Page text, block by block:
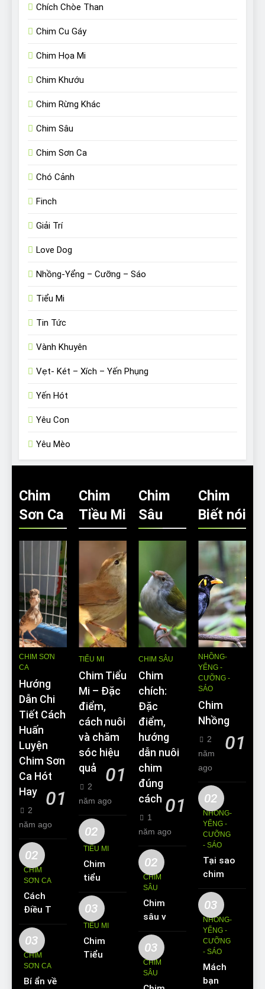
Chích Chòe Than
Chim Cu Gáy
Chim Họa Mi
Chim Khướu
Chim Rừng Khác
Chim Sâu
Chim Sơn Ca
Chó Cảnh
Finch
Giải Trí
Love Dog
Nhồng-Yểng – Cưỡng – Sáo
Tiểu Mi
Tin Tức
Vành Khuyên
Vẹt- Két – Xích – Yến Phụng
Yến Hót
Yêu Con
Yêu Mèo
Chim
Sơn Ca
CHIM SƠN
CA
Hướng
Dẫn Chi
Tiết Cách
Huấn
Luyện
Chim Sơn
Ca Hót
Hay
01
2
năm ago
02
CHIM
SƠN CA
Cách
Điều Trị
Hiệu
Quả
Các
Bệnh
Thường
03
CHIM
SƠN CA
Bí ẩn về
Chim
Tiều Mi
TIỂU MI
Chim Tiểu
Mi – Đặc
điểm,
cách nuôi
và chăm
sóc hiệu
quả
01
2
năm ago
02
TIỂU MI
Chim
tiểu mi
ăn gì?
Kinh
nghiệm
chim
tiểu mi
03
TIỂU MI
Chim
Tiểu Mi
Chim
Sâu
CHIM SÂU
Chim
chích:
Đặc
điểm,
hướng
dẫn nuôi
chim
đúng
cách 01
1
năm ago
02
CHIM
SÂU
Chim
sâu và
những
thông
tin cơ
bản về
loài
03
CHIM
SÂU
Chim
Biết nói
NHỒNG-
YỂNG -
CƯỠNG -
SÁO
Chim
Nhồng
01
2
năm
ago
02
NHỒNG-
YỂNG -
CƯỠNG
- SÁO
Tại sao
chim
Sáo lại
được
yêu
thích
nuôi
làm thú
cưng?
03
NHỒNG-
YỂNG -
CƯỠNG
- SÁO
Mách
bạn